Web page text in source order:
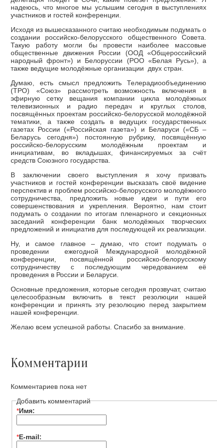
надеюсь, что многое мы услышим сегодня в выступлениях
участников и гостей конференции.
Исходя из вышесказанного считаю необходимым подумать о
создании российско-белорусского общественного Совета.
Такую работу могли бы провести наиболее массовые
общественные движения России (ООД «Общероссийский
народный фронт») и Белоруссии (РОО «Белая Русь»), а
также ведущие молодёжные организации двух стран.
Думаю, есть смысл предложить Телерадиообъединению
(ТРО) «Союз» рассмотреть возможность включения в
эфирную сетку вещания компании цикла молодёжных
телевизионных и радио передач и круглых столов,
посвящённых проектам российско-белорусской молодёжной
тематики, а также создать в ведущих государственных
газетах России («Российская газета») и Беларуси («СБ –
Беларусь сегодня») постоянную рубрику, посвящённую
российско-белорусским молодёжным проектам и
инициативам, во вкладышах, финансируемых за счёт
средств Союзного государства.
В заключении своего выступления я хочу призвать
участников и гостей конференции высказать своё видение
перспектив и проблем российско-белорусского молодёжного
сотрудничества, предложить новые идеи и пути его
совершенствования и укрепления. Вероятно, нам стоит
подумать о создании по итогам пленарного и секционных
заседаний конференции банк молодёжных творческих
предложений и инициатив для последующей их реализации.
Ну, и самое главное – думаю, что стоит подумать о
проведении ежегодной Международной молодёжной
конференции, посвящённой российско-белорусскому
сотрудничеству с последующим чередованием её
проведения в России и Беларуси.
Основные предложения, которые сегодня прозвучат, считаю
целесообразным включить в текст резолюции нашей
конференции и принять эту резолюцию перед закрытием
нашей конференции.
Желаю всем успешной работы. Спасибо за внимание.
Комментарии
Комментариев пока нет
Добавить комментарий
*Имя:
*E-mail: